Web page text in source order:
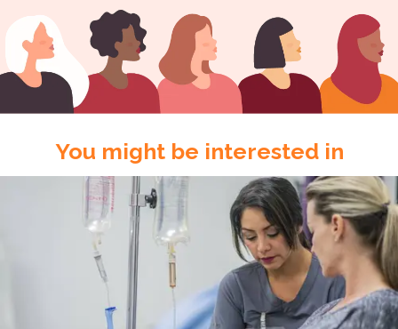
You might be interested in